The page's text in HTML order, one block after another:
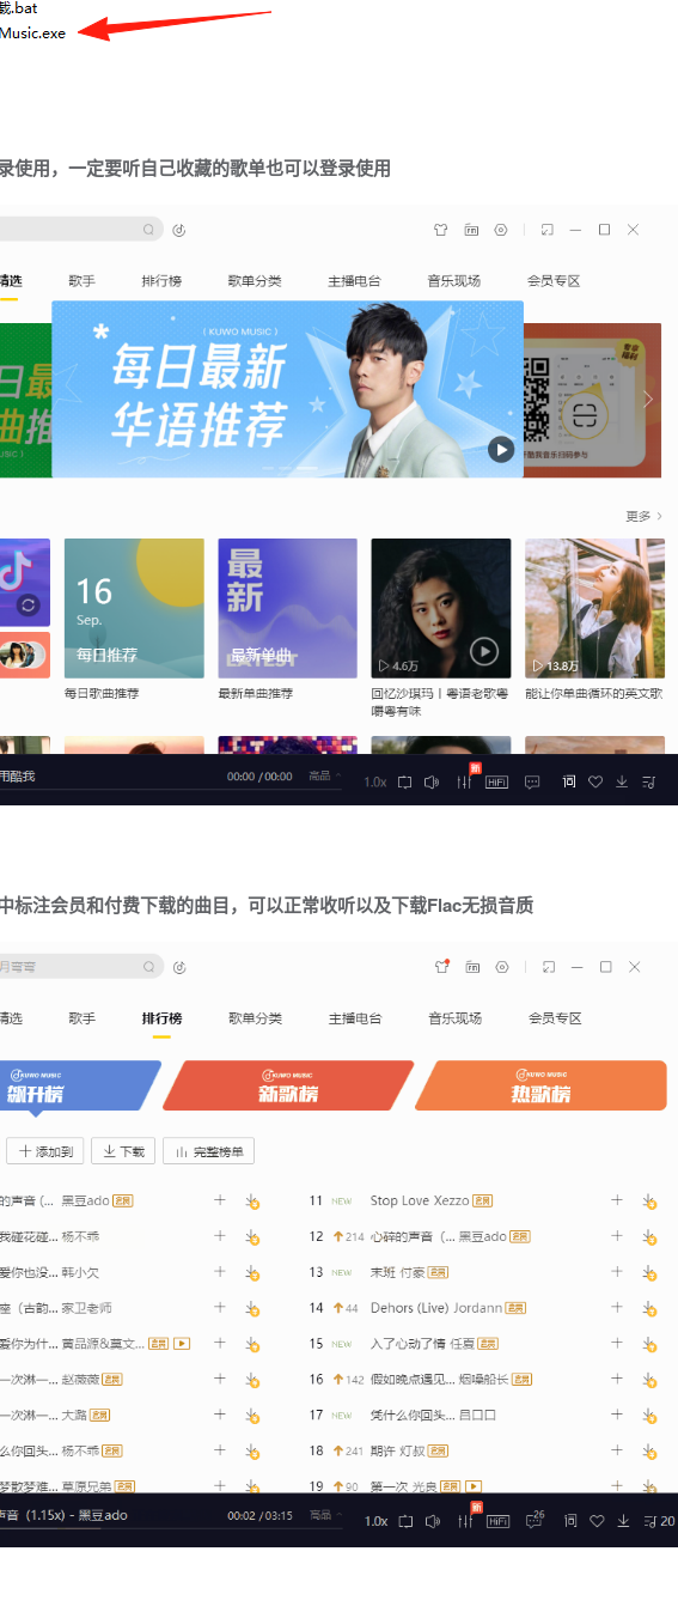
使用，一定要听自己收藏的歌单也可以登录使用
标注会员和付费下载的曲目，可以正常收听以及下载Flac无损音质